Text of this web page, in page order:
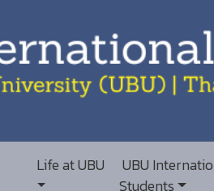
Life at UBU
UBU
Students